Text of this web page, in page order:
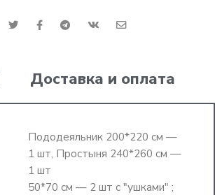
Доставка и оплата
Пододеяльник 200*220 см —
1 шт, Простыня 240*260 см —
1 шт
50*70 см — 2 шт с "ушками" ;